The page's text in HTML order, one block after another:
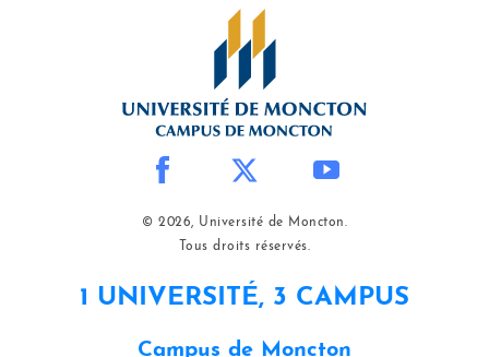
© 2026, Université de Moncton.
Tous droits réservés.
1 UNIVERSITÉ, 3 CAMPUS
Campus de Moncton